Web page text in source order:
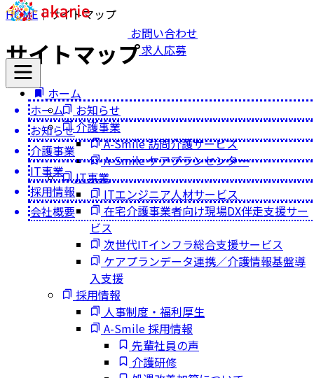
お問い合わせ
求人応募
ホーム
お知らせ
介護事業
IT事業
採用情報
会社概要
HOME ｜サイトマップ
サイトマップ
ホーム
お知らせ
介護事業
A-Smile 訪問介護サービス
A-Smile ケアプランセンター
IT事業
ITエンジニア人材サービス
在宅介護事業者向け現場DX伴走支援サー
ビス
次世代ITインフラ総合支援サービス
ケアプランデータ連携／介護情報基盤導
入支援
採用情報
人事制度・福利厚生
A-Smile 採用情報
先輩社員の声
介護研修